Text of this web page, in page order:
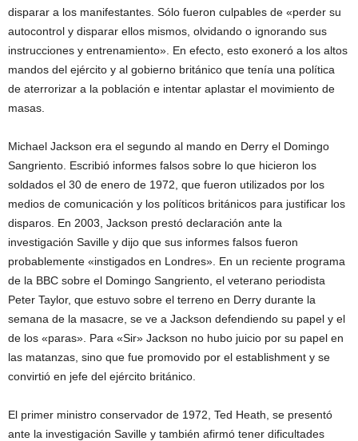
disparar a los manifestantes. Sólo fueron culpables de «perder su
autocontrol y disparar ellos mismos, olvidando o ignorando sus
instrucciones y entrenamiento». En efecto, esto exoneró a los altos
mandos del ejército y al gobierno británico que tenía una política
de aterrorizar a la población e intentar aplastar el movimiento de
masas.
Michael Jackson era el segundo al mando en Derry el Domingo
Sangriento. Escribió informes falsos sobre lo que hicieron los
soldados el 30 de enero de 1972, que fueron utilizados por los
medios de comunicación y los políticos británicos para justificar los
disparos. En 2003, Jackson prestó declaración ante la
investigación Saville y dijo que sus informes falsos fueron
probablemente «instigados en Londres». En un reciente programa
de la BBC sobre el Domingo Sangriento, el veterano periodista
Peter Taylor, que estuvo sobre el terreno en Derry durante la
semana de la masacre, se ve a Jackson defendiendo su papel y el
de los «paras». Para «Sir» Jackson no hubo juicio por su papel en
las matanzas, sino que fue promovido por el establishment y se
convirtió en jefe del ejército británico.
El primer ministro conservador de 1972, Ted Heath, se presentó
ante la investigación Saville y también afirmó tener dificultades